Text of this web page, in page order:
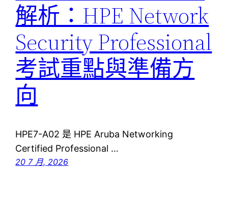
解析：HPE Network
Security Professional
考試重點與準備方
向
HPE7-A02 是 HPE Aruba Networking
Certified Professional …
20 7 月, 2026